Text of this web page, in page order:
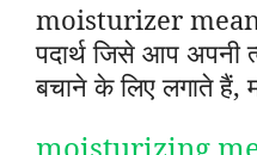
moisturizer
पदार्थ जिसे आप अपनी
बचाने के लिए लगाते हैं,
moisturizing